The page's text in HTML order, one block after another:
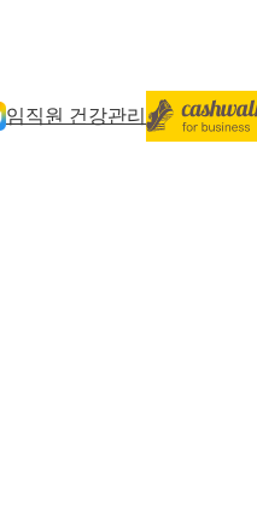
임직원 건강관리